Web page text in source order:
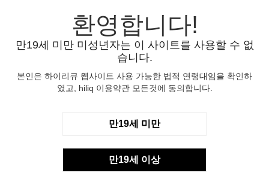
senectus et netus et malesuada fames ac turpis egestas.
Nunc augue. Aenean sed justo non leo vehicula laoreet.
Praesent ipsum libero, auctor ac, tempus nec, tempor nec,
Payment, Pricing & Promotions
Lorem ipsum dolor sit amet, consectetuer adipiscing elit.
non massa. Suspendisse tortor turpis, porta nec, tempus
porta. Suspendisse convallis felis ac enim. Vivamus tortor nisl,
lobortis in, faucibus et, tempus at, dui. Nunc risus. Proin
환영합니다!
만19세 미만 미성년자는 이 사이트를 사용할 수 없
습니다.
본인은 하이리큐 웹사이트 사용 가능한 법적 연령대임을 확인하
였고, hiliq 이용약관 모든것에 동의합니다.
만19세 미만
만19세 이상